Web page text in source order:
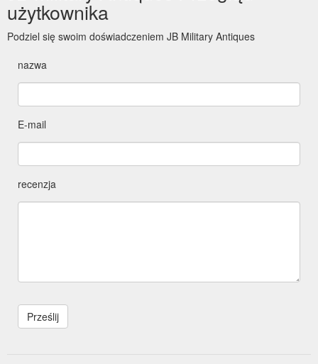
użytkownika
Podziel się swoim doświadczeniem JB Military Antiques
nazwa
E-mail
recenzja